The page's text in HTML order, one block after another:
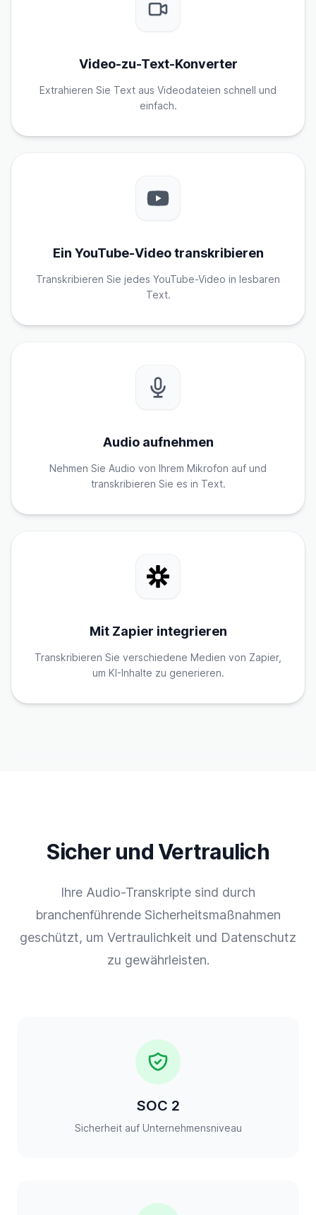
Video-zu-Text-Konverter
Extrahieren Sie Text aus Videodateien schnell und
einfach.
Ein YouTube-Video transkribieren
Transkribieren Sie jedes YouTube-Video in lesbaren
Text.
Audio aufnehmen
Nehmen Sie Audio von Ihrem Mikrofon auf und
transkribieren Sie es in Text.
Mit Zapier integrieren
Transkribieren Sie verschiedene Medien von Zapier,
um KI-Inhalte zu generieren.
Sicher und Vertraulich
Ihre Audio-Transkripte sind durch
branchenführende Sicherheitsmaßnahmen
geschützt, um Vertraulichkeit und Datenschutz
zu gewährleisten.
SOC 2
Sicherheit auf Unternehmensniveau